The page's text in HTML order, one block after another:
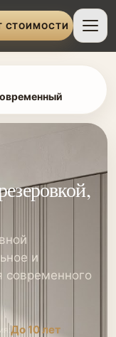
СТОИМОСТИ
и
современного
До 10 лет